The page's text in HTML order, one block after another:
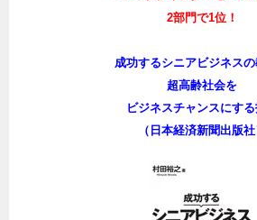
2部門で1位！
成功するシニアビジネス
超高齢社会を
ビジネスチャンスにす
（日本経済新聞出版社